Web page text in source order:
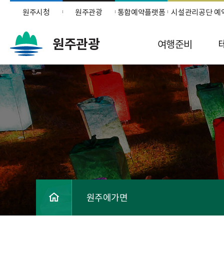
원주시청 원주관광 통합예약플랫폼 시설관리공단 예
원주관광 여행준비
원주에가면